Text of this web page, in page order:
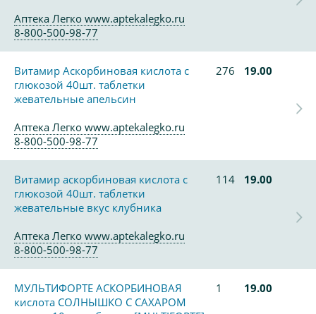
Аптека Легко www.aptekalegko.ru
8-800-500-98-77
Витамир Аскорбиновая кислота с
глюкозой 40шт. таблетки
жевательные апельсин
276 19.00
Аптека Легко www.aptekalegko.ru
8-800-500-98-77
Витамир аскорбиновая кислота с
глюкозой 40шт. таблетки
жевательные вкус клубника
114 19.00
Аптека Легко www.aptekalegko.ru
8-800-500-98-77
МУЛЬТИФОРТЕ АСКОРБИНОВАЯ
кислота СОЛНЫШКО С САХАРОМ
1 19.00